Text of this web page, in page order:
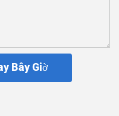
Bây Giờ